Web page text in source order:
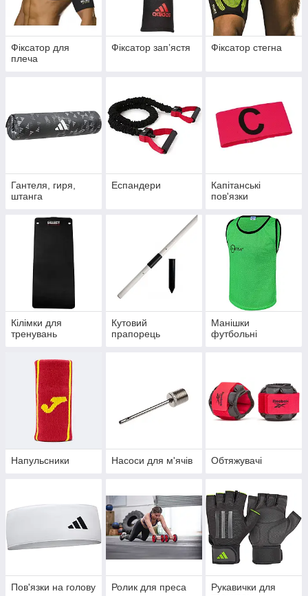
Фіксатор для
плеча
Фіксатор запʼястя Фіксатор стегна
Гантеля, гиря,
штанга
Еспандери
Капітанські
пов'язки
Кілімки для
тренувань
Кутовий
прапорець
Манішки
футбольні
Напульсники Насоси для м'ячів Обтяжувачі
Пов'язки на голову Ролик для преса
Рукавички для